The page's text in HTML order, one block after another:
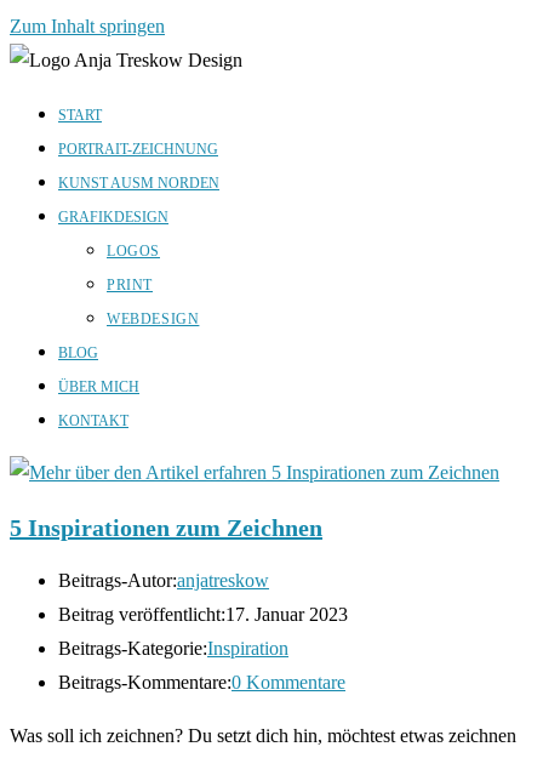
Zum Inhalt springen
START
PORTRAIT-ZEICHNUNG
KUNST AUSM NORDEN
GRAFIKDESIGN
LOGOS
PRINT
WEBDESIGN
BLOG
ÜBER MICH
KONTAKT
5 Inspirationen zum Zeichnen
Beitrags-Autor:anjatreskow
Beitrag veröffentlicht:17. Januar 2023
Beitrags-Kategorie:Inspiration
Beitrags-Kommentare:0 Kommentare
Was soll ich zeichnen? Du setzt dich hin, möchtest etwas zeichnen